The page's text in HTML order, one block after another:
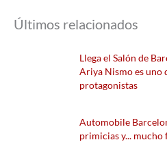
Últimos relacionados
Llega el Salón de
Ariya Nismo es uno
protagonistas
Automobile
primicias y... mucho